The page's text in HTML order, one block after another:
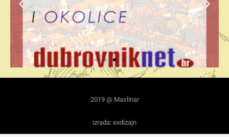
2019 @ Maslinar
izrada: exdizajn